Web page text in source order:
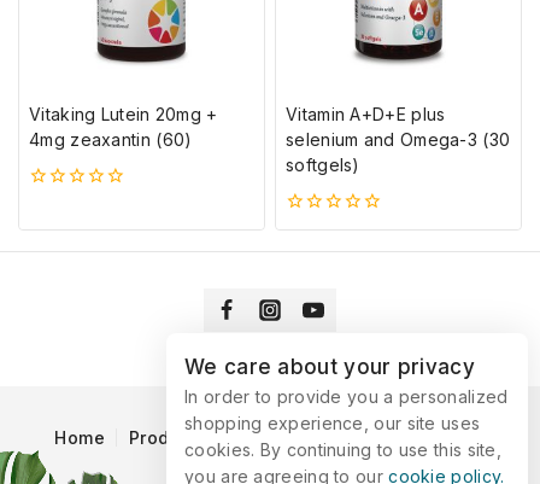
Vitaking Lutein 20mg +
4mg zeaxantin (60)
Vitamin A+D+E plus
selenium and Omega-3 (30
softgels)
0
5-
Home Products Blog
© 2026 Vitaking
We care about your privacy
In order to provide you a personalized
shopping experience, our site uses
cookies. By continuing to use this site,
you are agreeing to ourcookie policy.